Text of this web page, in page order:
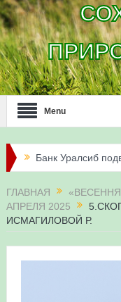
Menu
Банк Уралсиб
Итоги акции
ГЛАВНАЯ
АПРЕЛЯ 2025
ИСМАГИЛОВОЙ Р.